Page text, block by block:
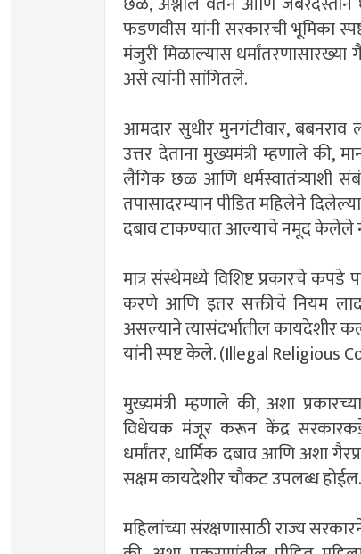
फडणवीस यांनी सरकारची भूमिका
मंजुरी मिळाल्यास धर्मांतरणासारख्या
असे त्यांनी सांगितले.
आमदार सुधीर मुनगंटीवार, बबनराव
उत्तर देताना मुख्यमंत्री म्हणाले की,
लैंगिक छळ आणि धर्मस्वातंत्र्याशी
तपासादरम्यान पीडित महिलेने
दबाव टाकण्यात आल्याचे नमूद केलेले
मात्र संस्थेमध्ये विशिष्ट प्रकारचे कपडे
करणे आणि इतर सक्तीचे नियम
असल्याने त्यासंदर्भातील कायदेशीर
यांनी स्पष्ट केले. (Illegal Religious
मुख्यमंत्री म्हणाले की, अशा
विधेयक मंजूर करून केंद्र सरकारकडे
धर्मांतर, धार्मिक दबाव आणि अशा
सक्षम कायदेशीर चौकट उपलब्ध
महिलांच्या संरक्षणासाठी राज्य